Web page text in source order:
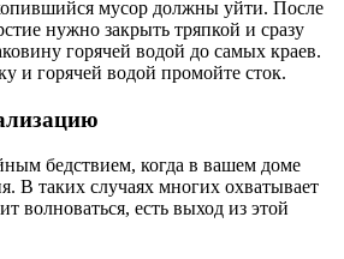
мусор должны уйти. После
нужно закрыть тряпкой и сразу
горячей водой до самых краев.
и горячей водой промойте сток.
бедствием, когда в вашем доме
В таких случаях многих охватывает
волноваться, есть выход из этой